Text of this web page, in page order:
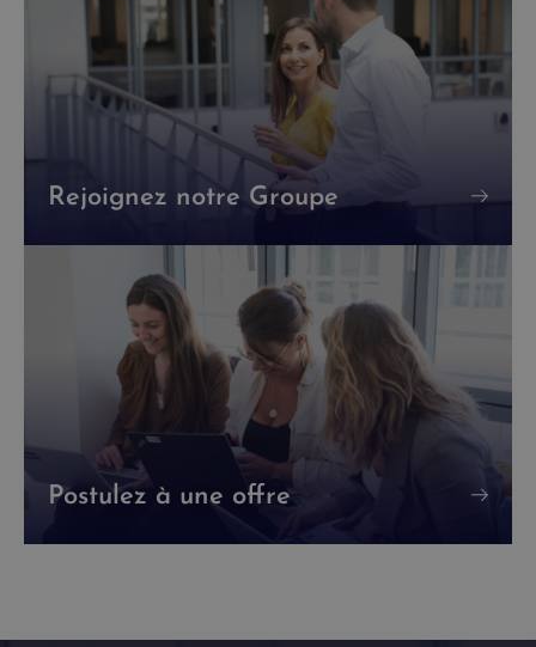
Rejoignez notre Groupe
Postulez à une offre